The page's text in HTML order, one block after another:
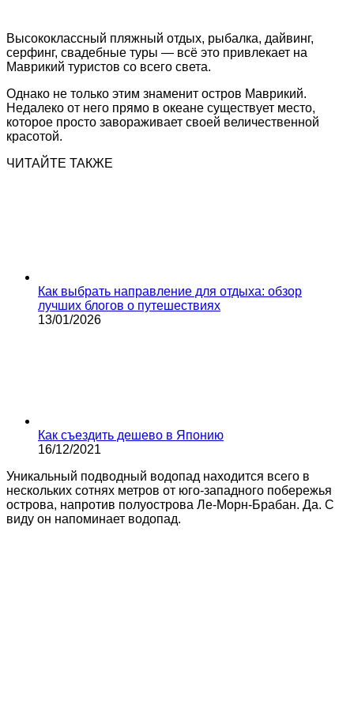
Высококлассный пляжный отдых, рыбалка, дайвинг,
серфинг, свадебные туры — всё это привлекает на
Маврикий туристов со всего света.
Однако не только этим знаменит остров Маврикий.
Недалеко от него прямо в океане существует место,
которое просто завораживает своей величественной
красотой.
ЧИТАЙТЕ ТАКЖЕ
Как выбрать направление для отдыха: обзор
лучших блогов о путешествиях
13/01/2026
Как съездить дешево в Японию
16/12/2021
Уникальный подводный водопад находится всего в
нескольких сотнях метров от юго-западного побережья
острова, напротив полуострова Ле-Морн-Брабан. Да. С
виду он напоминает водопад.